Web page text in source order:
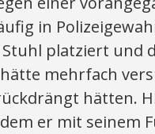
in
platziert und
mehrfach
hätten.
er mit seinem